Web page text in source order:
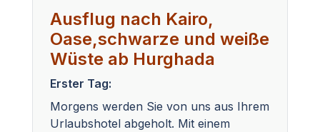
Ausflug nach Kairo,
Oase,schwarze und weiße
Wüste ab Hurghada
Erster Tag:
Morgens werden Sie von uns aus Ihrem
Urlaubshotel abgeholt. Mit einem